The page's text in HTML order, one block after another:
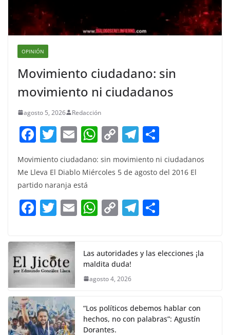
OPINIÓN
Movimiento ciudadano: sin
movimiento ni ciudadanos
agosto 5, 2026 Redacción
F
a
c
e
b
o
k
T
w
itt
er
E
m
ai
l
W
h
at
A
p
C
p
Li
n
T
e
gr
a
m
h
ar
Movimiento ciudadano: sin movimiento ni ciudadanos
Me Lleva El Diablo Miércoles 5 de agosto del 2016 El
partido naranja está
F
c
e
b
o
o
k
T
itt
er
E W
s
A
p
C
y
Li
k
T
gr e
Las autoridades y las elecciones ¡la
maldita duda!
agosto 4, 2026
“Los políticos debemos hablar con
hechos, no con palabras”: Agustín
Dorantes.